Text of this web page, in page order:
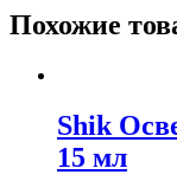
Похожие
Shik
15 мл